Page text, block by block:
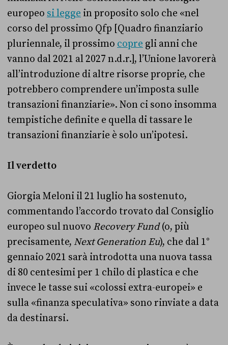
europeo si legge in proposito solo che «nel
corso del prossimo Qfp [Quadro finanziario
pluriennale, il prossimo copre gli anni che
vanno dal 2021 al 2027 n.d.r.], l’Unione lavorerà
all’introduzione di altre risorse proprie, che
potrebbero comprendere un’imposta sulle
transazioni finanziarie». Non ci sono insomma
tempistiche definite e quella di tassare le
transazioni finanziarie è solo un’ipotesi.
Il verdetto
Giorgia Meloni il 21 luglio ha sostenuto,
commentando l’accordo trovato dal Consiglio
europeo sul nuovo Recovery Fund(o, più
precisamente, Next Generation Eu), che dal 1°
gennaio 2021 sarà introdotta una nuova tassa
di 80 centesimi per 1 chilo di plastica e che
invece le tasse sui «colossi extra-europei» e
sulla «finanza speculativa» sono rinviate a data
da destinarsi.